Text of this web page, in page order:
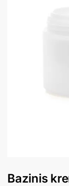
Bazinis